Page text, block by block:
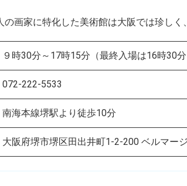
の画家に特化した美術館は大阪では珍し
９時30分～17時15分（最終入場は16時30分
072-222-5533
南海本線堺駅より徒歩10分
大阪府堺市堺区田出井町1-2-200 ベルマー